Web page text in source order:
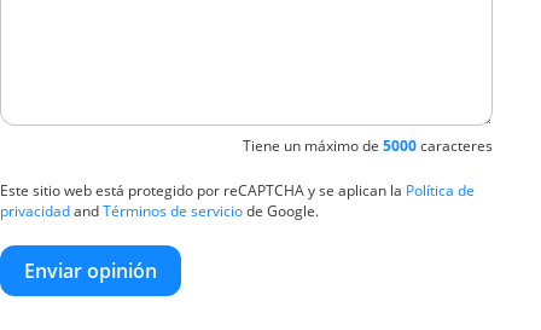
Tiene un máximo de 5000caracteres
Este sitio web está protegido por reCAPTCHA y se aplican la Política de
privacidadandTérminos de serviciode Google.
Enviar opinión